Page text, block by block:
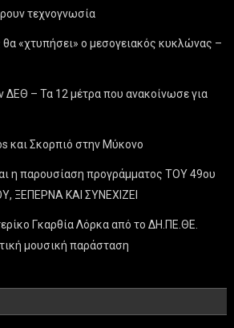
τεχνογνωσία
θα «χτυπήσει» ο μεσογειακός κυκλώνας –
– Τα 12 μέτρα που ανακοίνωσε για
και Σκορπιό στην Μύκονο
η παρουσίαση προγράμματος ΤΟΥ 49ου
ΞΕΠΕΡΝΑ ΚΑΙ ΣΥΝΕΧΙΖΕΙ
Γκαρθία Λόρκα από το ΔΗ.ΠΕ.ΘΕ.
μουσική παράσταση